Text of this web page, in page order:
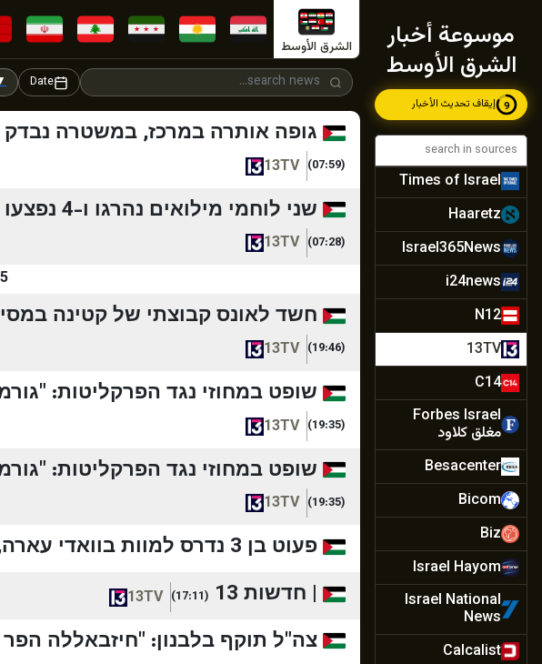
موسوعة أخبار
الشرق الأوسط
7 إيقاف تحديث الأخبار
وكالة صدى نيوز
صدى الإعلام
إختيار
مكان
Times of Israel
Haaretz
Israel365News
i24news
N12
13TV
C14
Forbes Israel
مغلق كلاود
Besacenter
Bicom
Biz
Israel Hayom
Israel National
News
Calcalist
الشرق الأوسط
Date
גופה אותרה במרכז, במשטרה נבדק
(07:59)
13TV
שני לוחמי מילואים נהרגו ו-4 נפצעו בפיצוץ מטען חבלה בדרום לבנון | חדשות 13
(07:28)
13TV
חשד לאונס קבוצתי של קטינה
(19:46)
13TV
שופט במחוזי נגד הפרקליטות:
(19:35)
13TV
שופט במחוזי נגד הפרקליטות:
(19:35)
13TV
פעוט בן 3 נדרס למוות בוואדי עארה, חשוד נעצר | חדשות 13
| חדשות 13 (17:11)
13TV
צה"ל תוקף בלבנון: "חיזבאללה